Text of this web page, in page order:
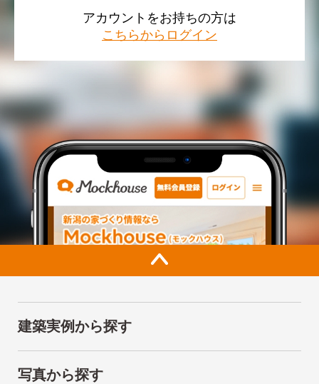
アカウントをお持ちの方は
こちらからログイン
建築実例から探す
写真から探す